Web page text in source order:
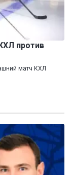
против
матч КХЛ